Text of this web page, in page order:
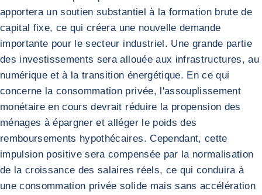
apportera un soutien substantiel à la formation brute de
capital fixe, ce qui créera une nouvelle demande
importante pour le secteur industriel. Une grande partie
des investissements sera allouée aux infrastructures, au
numérique et à la transition énergétique. En ce qui
concerne la consommation privée, l'assouplissement
monétaire en cours devrait réduire la propension des
ménages à épargner et alléger le poids des
remboursements hypothécaires. Cependant, cette
impulsion positive sera compensée par la normalisation
de la croissance des salaires réels, ce qui conduira à
une consommation privée solide mais sans accélération